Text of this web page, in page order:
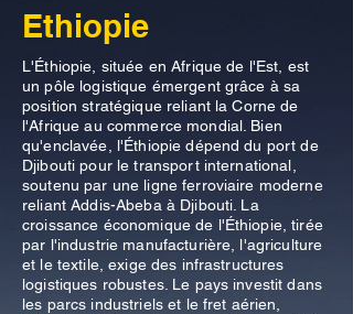
Ethiopie
L'Éthiopie, située en Afrique de l'Est, est
un pôle logistique émergent grâce à sa
position stratégique reliant la Corne de
l'Afrique au commerce mondial. Bien
qu'enclavée, l'Éthiopie dépend du port de
Djibouti pour le transport international,
soutenu par une ligne ferroviaire moderne
reliant Addis-Abeba à Djibouti. La
croissance économique de l'Éthiopie, tirée
par l'industrie manufacturière, l'agriculture
et le textile, exige des infrastructures
logistiques robustes. Le pays investit dans
les parcs industriels et le fret aérien,